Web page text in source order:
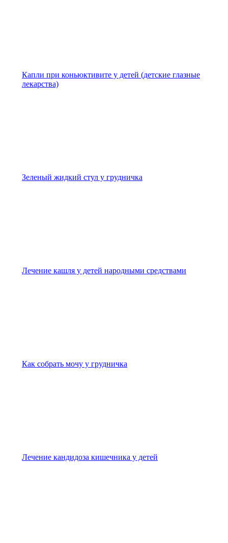
Капли при коньюктивите у детей (детские глазные
лекарства)
Зеленый жидкий стул у грудничка
Лечение кашля у детей народными средствами
Как собрать мочу у грудничка
Лечение кандидоза кишечника у детей